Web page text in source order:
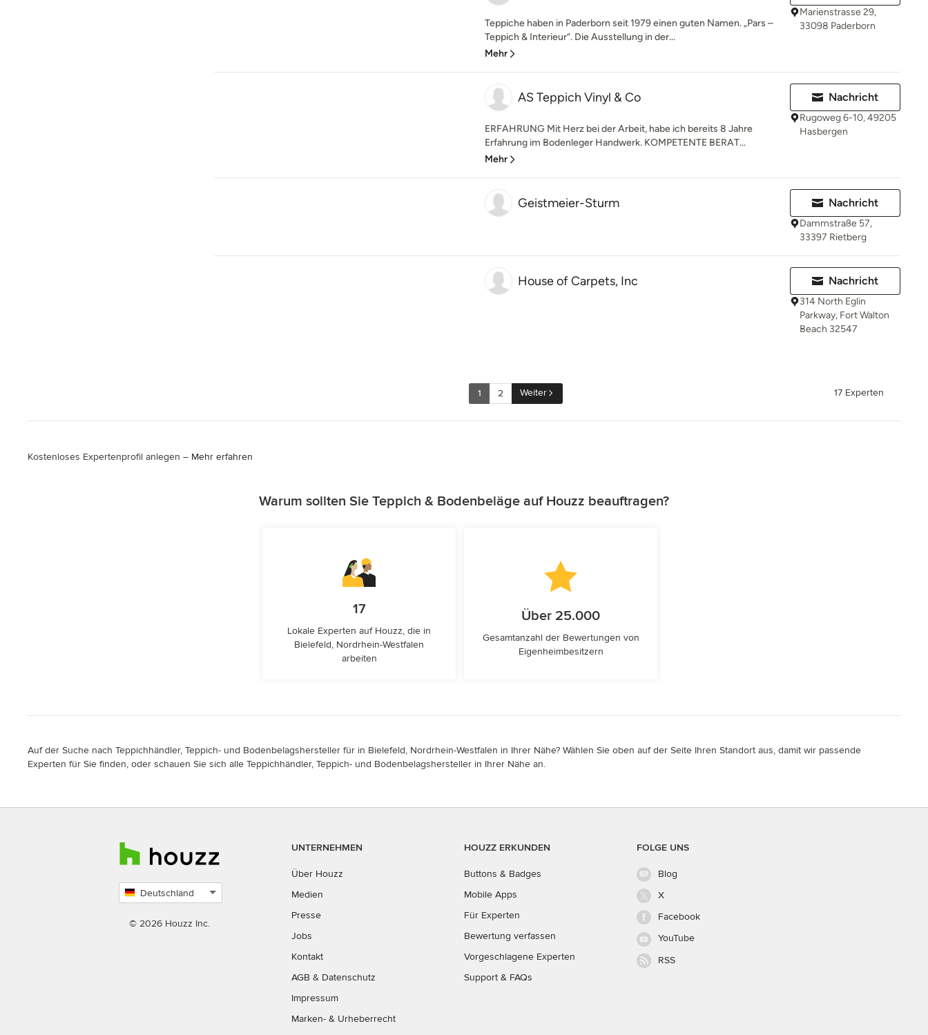
Teppiche haben in Paderborn seit 1979 einen guten Namen. „Pars –
Teppich & Interieur“. Die Ausstellung in der...
Mehr
Marienstrasse 29,
33098 Paderborn
AS Teppich Vinyl & Co
ERFAHRUNG Mit Herz bei der Arbeit, habe ich bereits 8 Jahre
Erfahrung im Bodenleger Handwerk. KOMPETENTE BERAT...
Mehr
Nachricht
Rugoweg 6-10, 49205
Hasbergen
Geistmeier-Sturm Nachricht
Dammstraße 57,
33397 Rietberg
House of Carpets, Inc Nachricht
314 North Eglin
Parkway, Fort Walton
Beach 32547
1 2 Weiter 17 Experten
Kostenloses Expertenprofil anlegen – Mehr erfahren
Warum sollten Sie Teppich & Bodenbeläge auf Houzz beauftragen?
17
Lokale Experten auf Houzz, die in
Bielefeld, Nordrhein-Westfalen
arbeiten
Über 25.000
Gesamtanzahl der Bewertungen von
Eigenheimbesitzern
Auf der Suche nach Teppichhändler, Teppich- und Bodenbelagshersteller für in Bielefeld, Nordrhein-Westfalen in Ihrer Nähe? Wählen Sie oben auf der Seite Ihren Standort aus, damit wir passende
Experten für Sie finden, oder schauen Sie sich alle Teppichhändler, Teppich- und Bodenbelagshersteller in Ihrer Nähe an.
Deutschland
auswählen
© 2026 Houzz Inc.
UNTERNEHMEN
Über Houzz
Medien
Presse
Jobs
Kontakt
AGB & Datenschutz
Impressum
Marken- & Urheberrecht
HOUZZ ERKUNDEN
Buttons & Badges
Mobile Apps
Für Experten
Bewertung verfassen
Vorgeschlagene Experten
Support & FAQs
FOLGE UNS
Blog
X
Facebook
YouTube
RSS